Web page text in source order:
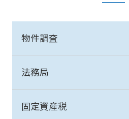
物件調査
法務局
固定資産税